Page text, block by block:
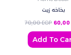
بخاخه زيت
70,00EGP 60,00
Add To